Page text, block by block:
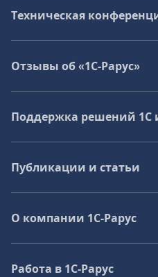
Техническая
Отзывы об «1С-Рарус»
Поддержка решений 1С
Публикации и статьи
О компании 1C-Рарус
Работа в 1С‑Рарус